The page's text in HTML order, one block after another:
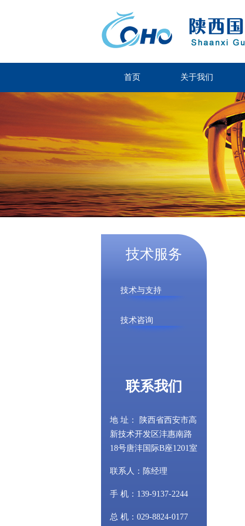
首页 关于我们
技术服务
技术与支持
技术咨询
联系我们
地 址： 陕西省西安市高
新技术开发区沣惠南路
18号唐沣国际B座1201室
联系人：陈经理
手 机：139-9137-2244
总 机：029-8824-0177